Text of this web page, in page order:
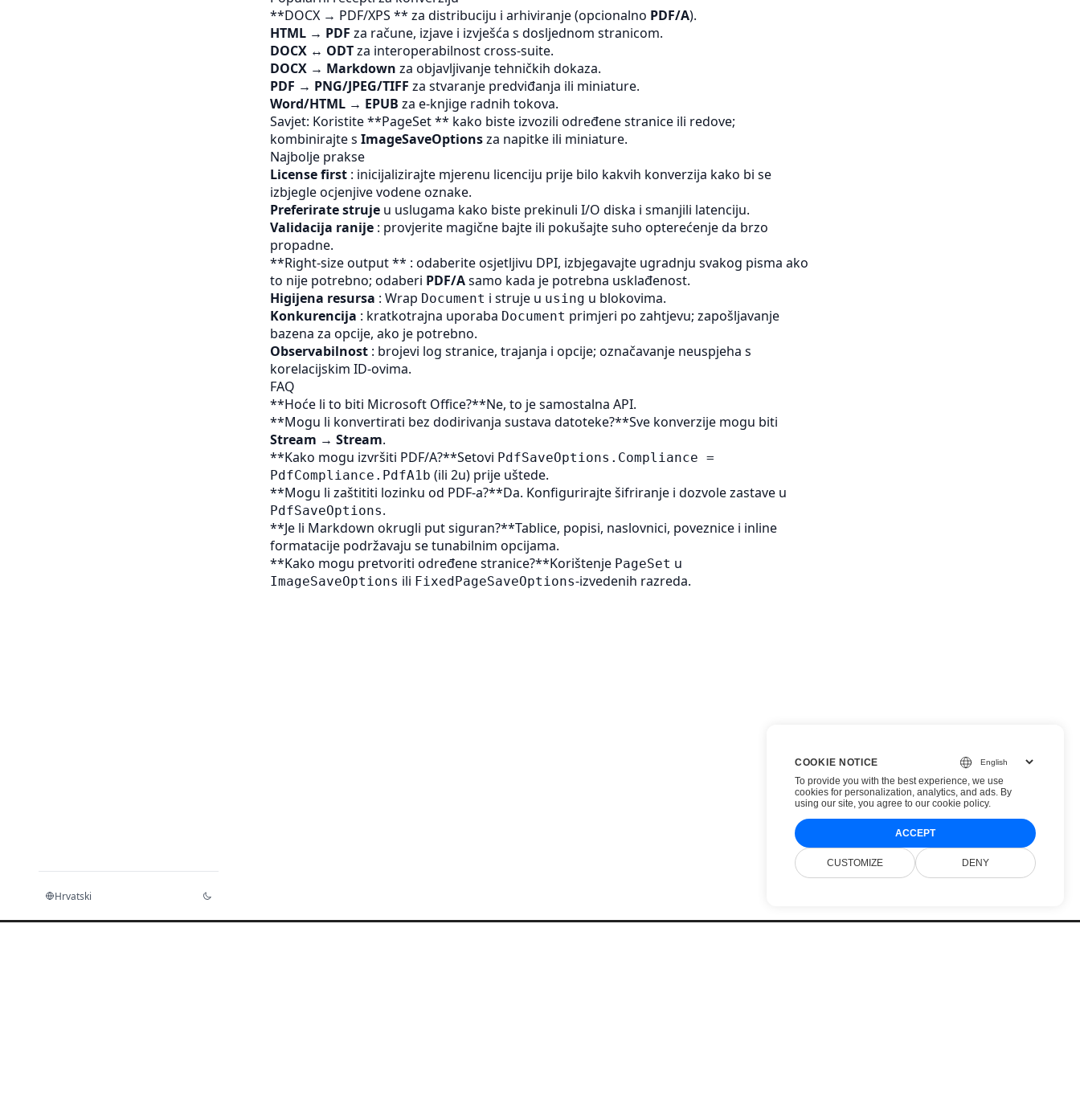
Hrvatski
**DOCX → PDF/XPS ** za distribuciju i arhiviranje (opcionalno PDF/A).
HTML → PDF za račune, izjave i izvješća s dosljednom stranicom.
DOCX ↔ ODTza interoperabilnost cross-suite.
DOCX → Markdown za objavljivanje tehničkih dokaza.
PDF → PNG/JPEG/TIFF za stvaranje predviđanja ili miniature.
Word/HTML → EPUB za e-knjige radnih tokova.
Savjet: Koristite **PageSet ** kako biste izvozili određene stranice ili redove;
kombinirajte s ImageSaveOptionsza napitke ili miniature.
Najbolje prakse
License first : inicijalizirajte mjerenu licenciju prije bilo kakvih konverzija kako bi se
izbjegle ocjenjive vodene oznake.
Preferirate struje u uslugama kako biste prekinuli I/O diska i smanjili latenciju.
Validacija ranije : provjerite magične bajte ili pokušajte suho opterećenje da brzo
propadne.
**Right-size output ** : odaberite osjetljivu DPI, izbjegavajte ugradnju svakog pisma ako
to nije potrebno; odaberi PDF/Asamo kada je potrebna usklađenost.
Higijena resursa : Wrap Document i struje u using u blokovima.
Konkurencija : kratkotrajna uporaba Document primjeri po zahtjevu; zapošljavanje
bazena za opcije, ako je potrebno.
Observabilnost : brojevi log stranice, trajanja i opcije; označavanje neuspjeha s
korelacijskim ID-ovima.
FAQ
**Hoće li to biti Microsoft Office?**Ne, to je samostalna API.
**Mogu li konvertirati bez dodirivanja sustava datoteke?**Sve konverzije mogu biti
Stream → Stream.
**Kako mogu izvršiti PDF/A?**Setovi PdfSaveOptions.Compliance =
PdfCompliance.PdfA1b (ili 2u) prije uštede.
**Mogu li zaštititi lozinku od PDF-a?**Da. Konfigurirajte šifriranje i dozvole zastave u
PdfSaveOptions.
**Je li Markdown okrugli put siguran?**Tablice, popisi, naslovnici, poveznice i inline
formatacije podržavaju se tunabilnim opcijama.
**Kako mogu pretvoriti određene stranice?**Korištenje PageSet u
ImageSaveOptions ili FixedPageSaveOptions‑izvedenih razreda.
COOKIE NOTICE
To provide you with the best experience, we use
cookies for personalization, analytics, and ads. By
using our site, you agree to our cookie policy.
ACCEPT
CUSTOMIZE DENY